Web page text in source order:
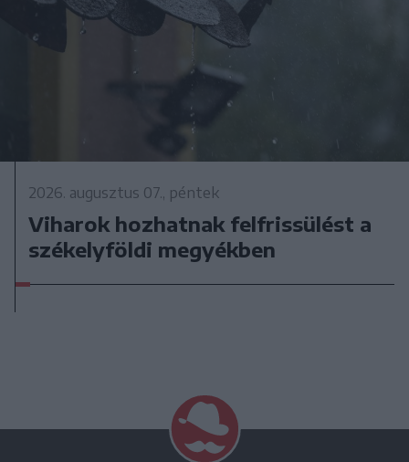
2026. augusztus 07., péntek
Viharok hozhatnak felfrissülést a
székelyföldi megyékben